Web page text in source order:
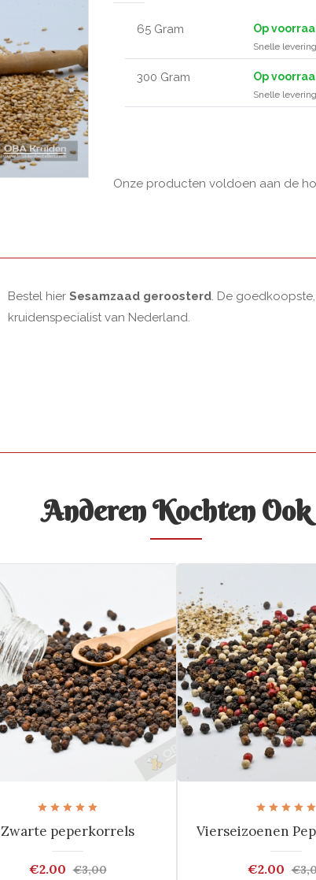
65 Gram Op
Snelle
300 Gram Op
Snelle
Onze producten voldoen aan de
Bestel hier Sesamzaad geroosterd. De
kruidenspecialist van Nederland.
Anderen Kochten Ook
Zwarte peperkorrels
€2.00 €3,00
Vierseizoenen
€2.00